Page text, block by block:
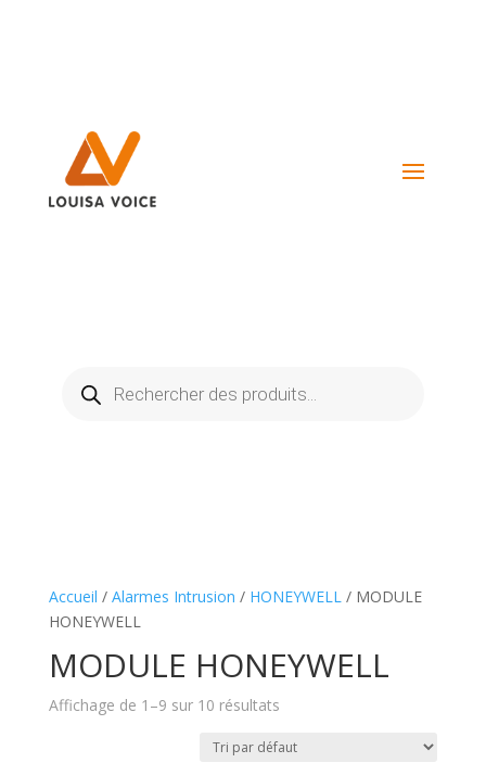
produits
Accueil / Alarmes Intrusion / HONEYWELL/ MODULE
HONEYWELL
MODULE HONEYWELL
Affichage de 1–9 sur 10 résultats